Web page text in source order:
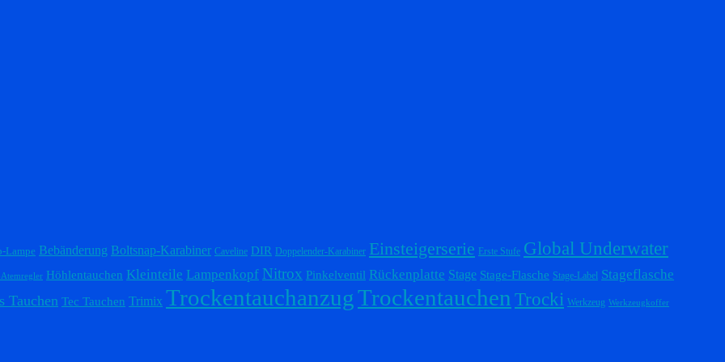
Lampe Bebänderung Boltsnap-Karabiner Caveline DIR Doppelender-Karabiner Einsteigerserie Erste Stufe Global Underwater
Höhlentauchen Kleinteile Lampenkopf Nitrox Pinkelventil Rückenplatte Stage Stage-Flasche Stage-Label Stageflasche
Tauchen Tec Tauchen Trimix TrockentauchanzugTrockentauchen Trocki Werkzeug Werkzeugkoffer